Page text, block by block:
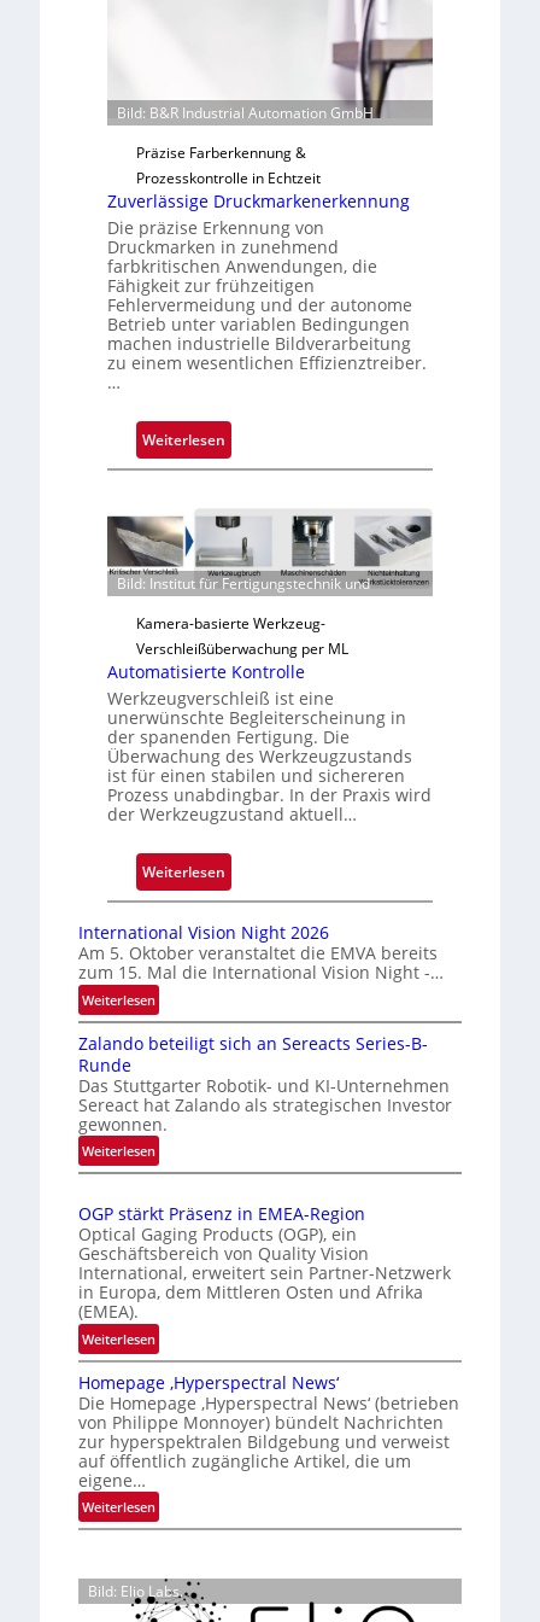
g
s
Bild: B&R Industrial Automation GmbH
Präzise Farberkennung &
Prozesskontrolle in Echtzeit
Zuverlässige Druckmarkenerkennung
Die präzise Erkennung von
Druckmarken in zunehmend
farbkritischen Anwendungen, die
Fähigkeit zur frühzeitigen
Fehlervermeidung und der autonome
Betrieb unter variablen Bedingungen
machen industrielle Bildverarbeitung
zu einem wesentlichen Effizienztreiber.
…
Weiterlesen:
Z
v
r
l
s
i
g
e
D
r
u
k
m
r
k
n
e
k
n
n
g
Bild: Institut für Fertigungstechnik und
Kamera-basierte Werkzeug-
Verschleißüberwachung per ML
Automatisierte Kontrolle
Werkzeugverschleiß ist eine
unerwünschte Begleiterscheinung in
der spanenden Fertigung. Die
Überwachung des Werkzeugzustands
ist für einen stabilen und sichereren
Prozess unabdingbar. In der Praxis wird
der Werkzeugzustand aktuell…
Weiterlesen:
A
t
o
a
t
s
r
e
K
o
n
o
l
l
e
International Vision Night 2026
Am 5. Oktober veranstaltet die EMVA bereits
zum 15. Mal die International Vision Night -…
Weiterlesen:
I
n
e
r
n
a
o
n
a
l
V
i
s
i
o
n
N
g
h
0
2
Zalando beteiligt sich an Sereacts Series-B-
Runde
Das Stuttgarter Robotik- und KI-Unternehmen
Sereact hat Zalando als strategischen Investor
gewonnen.
Weiterlesen:
Z
l
a
n
d
b
e
t
e
i
l
i
g
t
c
h
OGP stärkt Präsenz in EMEA-Region
Optical Gaging Products (OGP), ein
Geschäftsbereich von Quality Vision
International, erweitert sein Partner-Netzwerk
in Europa, dem Mittleren Osten und Afrika
(EMEA).
Weiterlesen:
O
G
P
s
t
r
k
r
ä
Homepage ‚Hyperspectral News‘
Die Homepage ‚Hyperspectral News‘ (betrieben
von Philippe Monnoyer) bündelt Nachrichten
zur hyperspektralen Bildgebung und verweist
auf öffentlich zugängliche Artikel, die um
eigene…
Weiterlesen:
H
m
e
Bild: Elio Labs.